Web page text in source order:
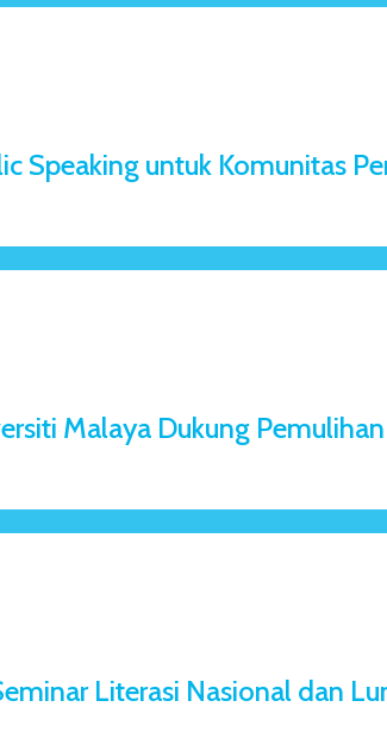
Speaking untuk Komunitas
Malaya Dukung
Literasi Nasional dan